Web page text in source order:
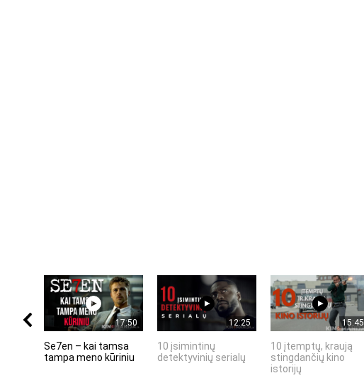
17:50
Se7en – kai tamsa
tampa meno kūriniu
12:25
10 įsimintinų
detektyvinių serialų
15:45
10 įtemptų, kraują
stingdančių kino
istorijų